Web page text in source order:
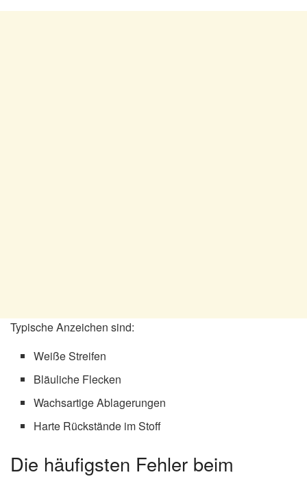
Typische Anzeichen sind:
Weiße Streifen
Bläuliche Flecken
Wachsartige Ablagerungen
Harte Rückstände im Stoff
Die häufigsten Fehler beim